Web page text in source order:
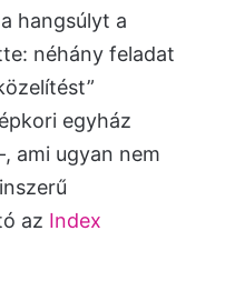
hangsúlyt a
néhány feladat
egyház
ami ugyan nem
az Index